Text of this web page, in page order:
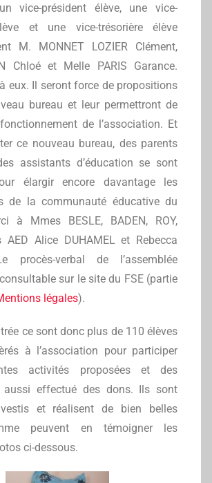
vice-président élève, une vice-
et une vice-trésorière élève
M. MONNET LOZIER Clément,
Chloé et Melle PARIS Garance.
eux. Il seront force de propositions
bureau et leur permettront de
de l’association. Et
ce nouveau bureau, des parents
assistants d’éducation se sont
élargir encore davantage les
de la communauté éducative du
à Mmes BESLE, BADEN, ROY,
AED Alice DUHAMEL et Rebecca
procès-verbal de l’assemblée
sur le site du FSE (partie
légales).
ce sont donc plus de 110 élèves
à l’association pour participer
activités proposées et des
effectué des dons. Ils sont
et réalisent de bien belles
peuvent en témoigner les
ci-dessous.